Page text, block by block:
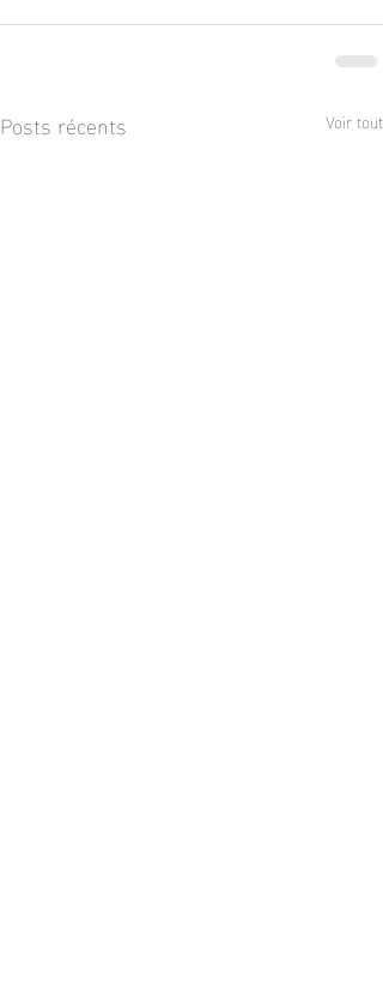
Posts récents Voir tout